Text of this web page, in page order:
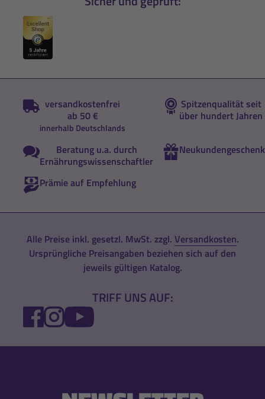
versandkostenfrei
ab 50 €
innerhalb Deutschlands
Spitzenqualität seit
über hundert Jahren
Beratung u.a. durch
Ernährungswissenschaftler
Neukundengeschenk
Prämie auf Empfehlung
Alle Preise inkl. gesetzl. MwSt. zzgl. Versandkosten.
Ursprüngliche Preisangaben beziehen sich auf den
jeweils gültigen Katalog.
TRIFF UNS AUF:
FACEBOOK
INSTAGRAM
YOUTUBE